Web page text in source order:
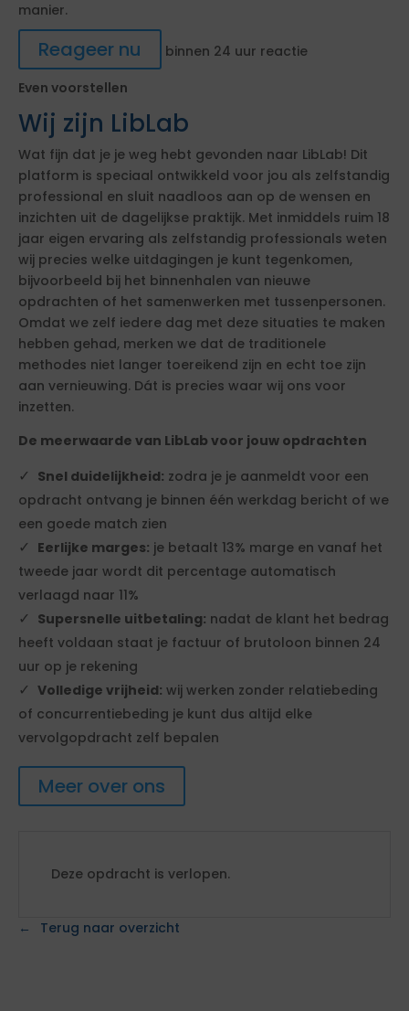
manier.
Reageer nu
binnen 24 uur reactie
Even voorstellen
Wij zijn LibLab
Wat fijn dat je je weg hebt gevonden naar LibLab! Dit
platform is speciaal ontwikkeld voor jou als zelfstandig
professional en sluit naadloos aan op de wensen en
inzichten uit de dagelijkse praktijk. Met inmiddels ruim 18
jaar eigen ervaring als zelfstandig professionals weten
wij precies welke uitdagingen je kunt tegenkomen,
bijvoorbeeld bij het binnenhalen van nieuwe
opdrachten of het samenwerken met tussenpersonen.
Omdat we zelf iedere dag met deze situaties te maken
hebben gehad, merken we dat de traditionele
methodes niet langer toereikend zijn en echt toe zijn
aan vernieuwing. Dát is precies waar wij ons voor
inzetten.
De meerwaarde van LibLab voor jouw opdrachten
Snel duidelijkheid: zodra je je aanmeldt voor een
opdracht ontvang je binnen één werkdag bericht of we
een goede match zien
Eerlijke marges: je betaalt 13% marge en vanaf het
tweede jaar wordt dit percentage automatisch
verlaagd naar 11%
Supersnelle uitbetaling: nadat de klant het bedrag
heeft voldaan staat je factuur of brutoloon binnen 24
uur op je rekening
Volledige vrijheid: wij werken zonder relatiebeding
of concurrentiebeding je kunt dus altijd elke
vervolgopdracht zelf bepalen
Meer over ons
Deze opdracht is verlopen.
Terug naar overzicht